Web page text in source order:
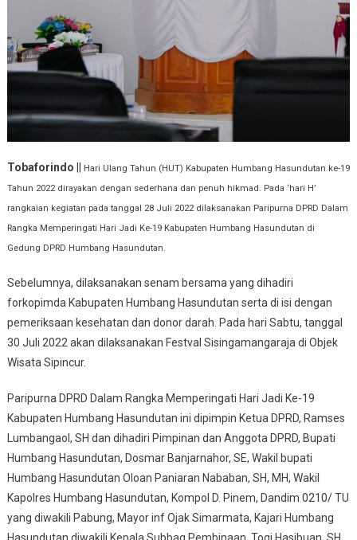
Tobaforindo
Hari Ulang Tahun (HUT) Kabupaten Humbang Hasundutan ke-19
Tahun 2022 dirayakan dengan sederhana dan penuh hikmad. Pada ‘hari H’
rangkaian kegiatan pada tanggal 28 Juli 2022 dilaksanakan Paripurna DPRD Dalam
Rangka Memperingati Hari Jadi Ke-19 Kabupaten Humbang Hasundutan di
Gedung DPRD Humbang Hasundutan.
Sebelumnya, dilaksanakan senam bersama yang dihadiri
forkopimda Kabupaten Humbang Hasundutan serta di isi dengan
pemeriksaan kesehatan dan donor darah. Pada hari Sabtu, tanggal
30 Juli 2022 akan dilaksanakan Festval Sisingamangaraja di Objek
Wisata Sipincur.
Paripurna DPRD Dalam Rangka Memperingati Hari Jadi Ke-19
Kabupaten Humbang Hasundutan ini dipimpin Ketua DPRD, Ramses
Lumbangaol, SH dan dihadiri Pimpinan dan Anggota DPRD, Bupati
Humbang Hasundutan, Dosmar Banjarnahor, SE, Wakil bupati
Humbang Hasundutan Oloan Paniaran Nababan, SH, MH, Wakil
Kapolres Humbang Hasundutan, Kompol D. Pinem, Dandim 0210/ TU
yang diwakili Pabung, Mayor inf Ojak Simarmata, Kajari Humbang